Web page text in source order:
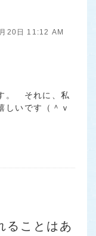
20日 11:12 AM
。 それに、私
しいです（＾ｖ
ることはあ